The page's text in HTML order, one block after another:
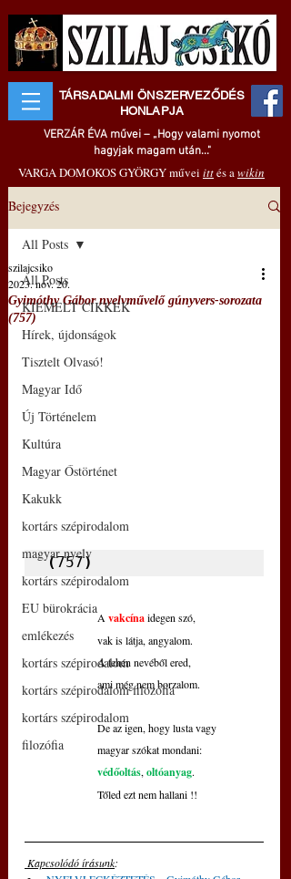
TÁRSADALMI ÖNSZERVEZŐDÉS
HONLAPJA
VERZÁR ÉVA művei – „Hogy valami nyomot
hagyjak magam után..."
VARGA DOMOKOS GYÖRGY művei ittés awikin
Bejegyzés
All Posts
KIEMELT CIKKEK
Hírek, újdonságok
Tisztelt Olvasó!
Magyar Idő
Új Történelem
Kultúra
Magyar Őstörténet
Kakukk
kortárs szépirodalom
magyar nyelv
kortárs szépirodalom
EU bürokrácia
emlékezés
kortárs szépirodalom
kortárs szépirodalom filozófia
kortárs szépirodalom
filozófia
All Posts
Gyimóthy Gábor nyelvművelő gúnyvers-sorozata
(757)
szilajcsiko
2023. nov. 20.
(757)
A vakcína idegen szó,
vak is látja, angyalom.
A tehén nevéből ered,
ami még nem borzalom.
De az igen, hogy lusta vagy
magyar szókat mondani:
védőoltás, oltóanyag.
Tőled ezt nem hallani !!
Kapcsolódó írásunk: